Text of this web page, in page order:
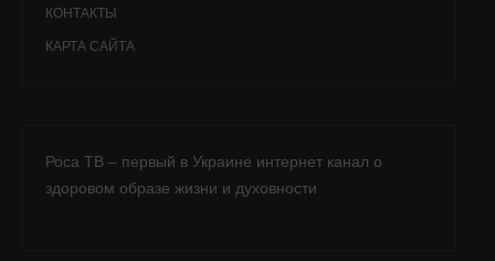
КОНТАКТЫ
КАРТА САЙТА
Роса ТВ – первый в Украине интернет канал о
здоровом образе жизни и духовности